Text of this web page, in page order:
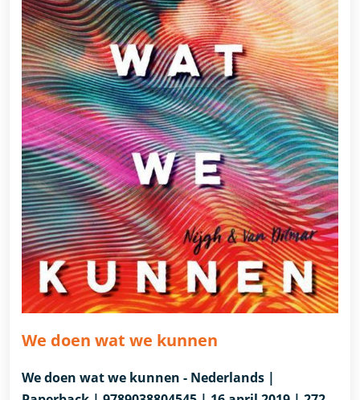
We doen wat we kunnen
We doen wat we kunnen - Nederlands |